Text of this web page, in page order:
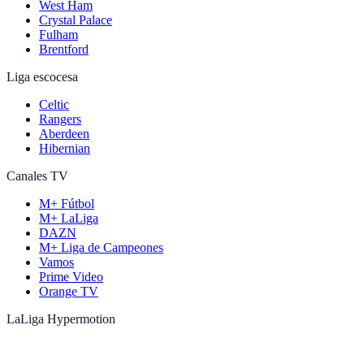
West Ham
Crystal Palace
Fulham
Brentford
Liga escocesa
Celtic
Rangers
Aberdeen
Hibernian
Canales TV
M+ Fútbol
M+ LaLiga
DAZN
M+ Liga de Campeones
Vamos
Prime Video
Orange TV
LaLiga Hypermotion